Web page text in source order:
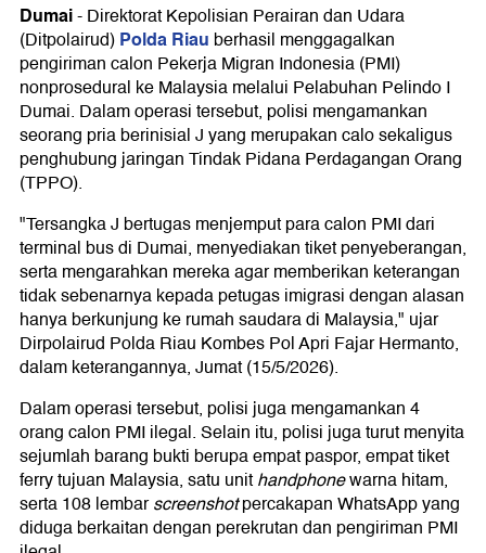
Dumai-Direktorat Kepolisian Perairan dan Udara
(Ditpolairud)Polda Riau berhasil menggagalkan
pengiriman calon Pekerja Migran Indonesia (PMI)
nonprosedural ke Malaysia melalui Pelabuhan Pelindo I
Dumai. Dalam operasi tersebut, polisi mengamankan
seorang pria berinisial J yang merupakan calo sekaligus
penghubung jaringan Tindak Pidana Perdagangan Orang
(TPPO).
"Tersangka J bertugas menjemput para calon PMI dari
terminal bus di Dumai, menyediakan tiket penyeberangan,
serta mengarahkan mereka agar memberikan keterangan
tidak sebenarnya kepada petugas imigrasi dengan alasan
hanya berkunjung ke rumah saudara di Malaysia," ujar
Dirpolairud Polda Riau Kombes Pol Apri Fajar Hermanto,
dalam keterangannya, Jumat (15/5/2026).
Dalam operasi tersebut, polisi juga mengamankan 4
orang calon PMI ilegal. Selain itu, polisi juga turut menyita
sejumlah barang bukti berupa empat paspor, empat tiket
ferry tujuan Malaysia, satu unithandphonewarna hitam,
serta 108 lembarscreenshotpercakapan WhatsApp yang
diduga berkaitan dengan perekrutan dan pengiriman PMI